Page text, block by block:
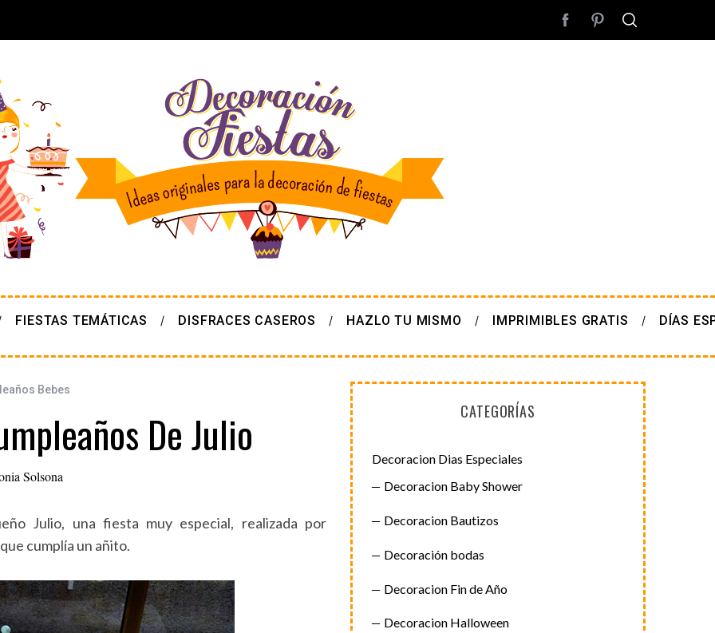
FIESTAS TEMÁTICAS DISFRACES CASEROS HAZLO TU MISMO IMPRIMIBLES GRATIS DÍAS
Bebes
De Julio
Solsona
Julio, una fiesta muy especial, realizada por
que cumplía un añito.
CATEGORÍAS
Decoracion Dias Especiales
Decoracion Baby Shower
Decoracion Bautizos
Decoración bodas
Decoracion Fin de Año
Decoracion Halloween